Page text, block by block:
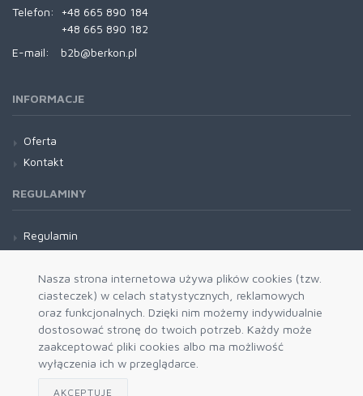
Nasza strona internetowa używa plików cookies (tzw.
ciasteczek) w celach statystycznych, reklamowych
oraz funkcjonalnych. Dzięki nim możemy indywidualnie
dostosować stronę do twoich potrzeb. Każdy może
zaakceptować pliki cookies albo ma możliwość
wyłączenia ich w przeglądarce.
AKCEPTUJĘ
Telefon:
+48 665 890 184
+48 665 890 182
E-mail:
b2b@berkon.pl
INFORMACJE
Oferta
Kontakt
REGULAMINY
Regulamin